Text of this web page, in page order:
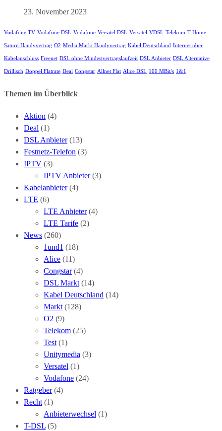
23. November 2023
Vodafone TV Vodafone DSL Vodafone Versatel DSL Versatel VDSL Telekom T-Home
Saturn Handyvertrag O2 Media Markt Handyvertrag Kabel Deutschland Internet über
Kabelanschluss Freenet DSL ohne Mindestvertragslaufzeit DSL Anbieter DSL Alternative
Drillisch Doppel Flatrate Deal Congstar Allnet Flat Alice DSL 100 MBit/s 1&1
Themen im Überblick
Aktion (4)
Deal (1)
DSL Anbieter(13)
Festnetz-Telefon (3)
IPTV (3)
IPTV Anbieter(3)
Kabelanbieter(4)
LTE (6)
LTE Anbieter(4)
LTE Tarife (2)
News (260)
1und1 (18)
Alice (11)
Congstar(4)
DSL Markt(14)
Kabel Deutschland (14)
Markt(128)
O2 (9)
Telekom (25)
Test(1)
Unitymedia (3)
Versatel (1)
Vodafone (24)
Ratgeber(4)
Recht(1)
Anbieterwechsel (1)
T-DSL (5)